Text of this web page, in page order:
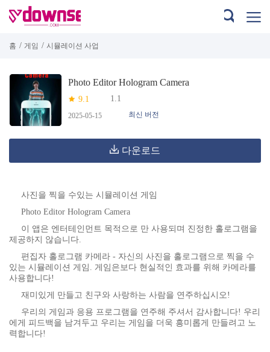
홈 / 게임 / 시뮬레이션 사업
Photo Editor Hologram Camera
9.1 1.1
2025-05-15 최신 버전
다운로드
사진을 찍을 수있는 시뮬레이션 게임
Photo Editor Hologram Camera
이 앱은 엔터테인먼트 목적으로 만 사용되며 진정한 홀로그램을
제공하지 않습니다.
편집자 홀로그램 카메라 - 자신의 사진을 홀로그램으로 찍을 수
있는 시뮬레이션 게임. 게임은보다 현실적인 효과를 위해 카메라를
사용합니다!
재미있게 만들고 친구와 사랑하는 사람을 연주하십시오!
우리의 게임과 응용 프로그램을 연주해 주셔서 감사합니다! 우리
에게 피드백을 남겨두고 우리는 게임을 더욱 흥미롭게 만들려고 노
력합니다!